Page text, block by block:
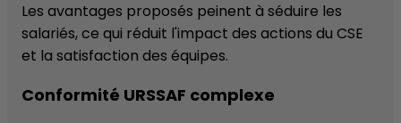
Les avantages proposés peinent à séduire les
salariés, ce qui réduit l'impact des actions du CSE
et la satisfaction des équipes.
Conformité URSSAF complexe